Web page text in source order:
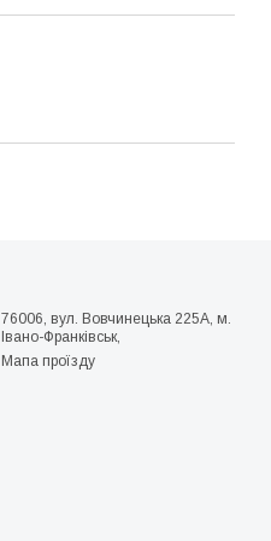
76006, вул. Вовчинецька 225А, м.
Івано-Франківськ,
Мапа проїзду